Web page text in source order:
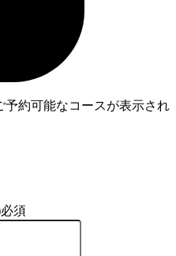
予約可能なコースが表示され
必須